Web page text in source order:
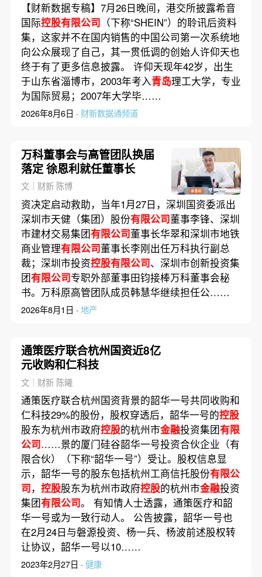
【财新数据专稿】7月26日晚间，港交所披露希音
国际控股有限公司 （下称“SHEIN”）的聆讯后资料
集，这家并不在国内销售的中国公司第一次系统地
向公众展现了自己，其一贯低调的创始人许仰天也
终于有了更多信息披露。 许仰天现年42岁，出生
于山东省淄博市，2003年考入青岛理工大学，专业
为国际贸易；2007年大学毕……
2026年8月6日 · 财新数据通频道
万科董事会与高管团队换届
落定 徐恩利就任董事长
文｜财新 陈博
资决定启动救助，当年1月27日，深圳国资委派出
深圳市天健（集团）股份有限公司董事李锋、深圳
市建材交易集团有限公司董事长华翠和深圳市地铁
商业管理有限公司董事长李刚出任万科执行副总
裁；深圳市投资控股有限公司、深圳市创新投资集
团有限公司专职外部董事田钧接棒万科董事会秘
书。万科原高管团队成员韩慧华继续担任公……
2026年8月1日 · 地产
通策医疗联合杭州国资近8亿
元收购和仁科技
文｜财新 陈曦
通策医疗联合杭州国资背景的韶华一号共同收购和
仁科技29%的股份，股权穿透后，韶华一号的控股
股东为杭州市政府控股的杭州市金融投资集团有限
公司……景的厦门硅谷韶华一号投资合伙企业（有
限合伙）（下称“韶华一号”）受让。股权信息显
示，韶华一号的股东包括杭州工商信托股份有限公
司， 控股股东为杭州市政府控股的杭州市金融投资
集团有限公司。 有知情人士透露，通策医疗和韶
华一号或为一致行动人。 公告披露，韶华一号也
在2月24日与磐源投资、杨一兵、杨波前述股权转
让协议，韶华一号以10……
2023年2月27日 · 健康